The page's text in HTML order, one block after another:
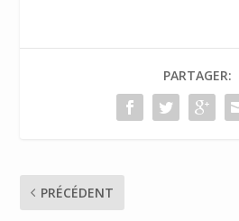
o dI
nPARTAGER:
PRÉCÉDENT